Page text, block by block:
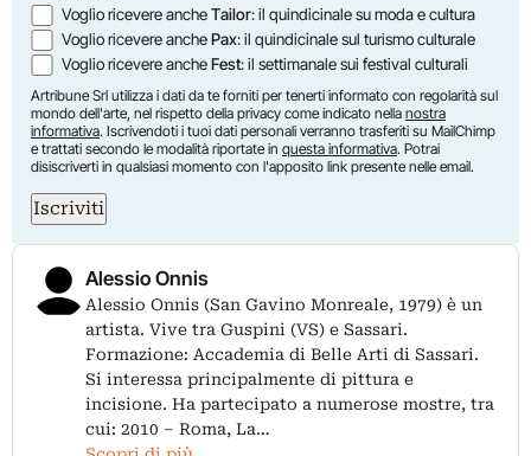
Voglio ricevere ancheTailor: il quindicinale su moda e cultura
Voglio ricevere anchePax: il quindicinale sul turismo culturale
Voglio ricevere ancheFest: il settimanale sui festival culturali
Artribune Srl utilizza i dati da te forniti per tenerti informato con regolarità sul
mondo dell'arte, nel rispetto della privacy come indicato nella nostra
informativa. Iscrivendoti i tuoi dati personali verranno trasferiti su MailChimp
e trattati secondo le modalità riportate in questa informativa. Potrai
disiscriverti in qualsiasi momento con l'apposito link presente nelle email.
Iscriviti
Alessio Onnis
Alessio Onnis (San Gavino Monreale, 1979) è un
artista. Vive tra Guspini (VS) e Sassari.
Formazione: Accademia di Belle Arti di Sassari.
Si interessa principalmente di pittura e
incisione. Ha partecipato a numerose mostre, tra
cui: 2010 – Roma, La…